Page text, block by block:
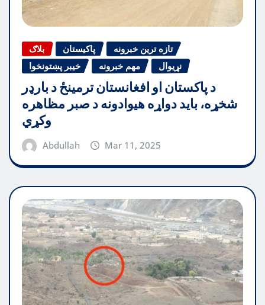
بلاګ پاکیستان
تازه ترین خبرونه
خیبر پښتونخوا
مهم خبرونه نړیوال
د پاکستان او افغانستان ترمینځ د بارډر
شخړه، باید دواړه هیوادونه د صبر مظاهره
وکړي
Abdullah Mar 11, 2025